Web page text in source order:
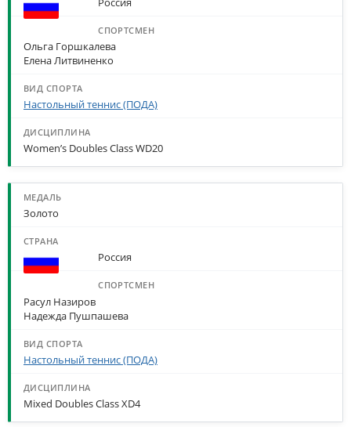
Ольга Горшкалева
Елена Литвиненко
Настольный теннис (ПОДА)
Women’s Doubles Class WD20
Золото
Россия
Расул Назиров
Надежда Пушпашева
Настольный теннис (ПОДА)
Mixed Doubles Class XD4